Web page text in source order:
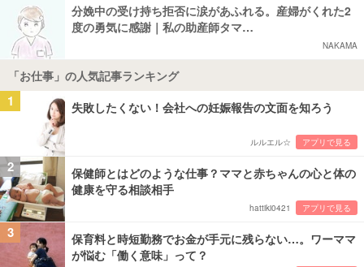
分娩中の受け持ち拒否に涙があふれる。産婦がくれた2
度の勇気に感謝｜私の助産師タマ…
NAKAMA
「お仕事」の人気記事ランキング
1 失敗したくない！会社への妊娠報告の文面を知ろう
ルルエル☆ アプリで見る
2
保健師とはどのような仕事？ママと赤ちゃんの心と体の
健康を守る相談相手
hattiki0421 アプリで見る
3
保育料と時短勤務でお金が手元に残らない…。ワーママ
が悩む「働く意味」って？